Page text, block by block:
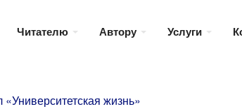
Читателю Автору Услуги
жизнь»